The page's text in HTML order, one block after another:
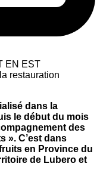
dans la
le début du mois
des
». C’est dans
en Province du
de Lubero et